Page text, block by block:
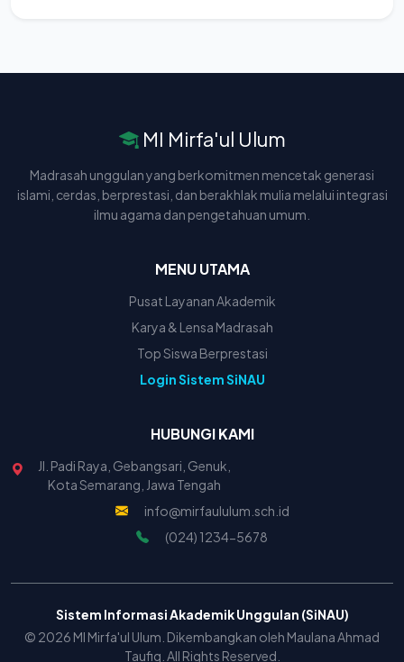
MI Mirfa'ul Ulum
Madrasah unggulan yang berkomitmen mencetak generasi
islami, cerdas, berprestasi, dan berakhlak mulia melalui integrasi
ilmu agama dan pengetahuan umum.
MENU UTAMA
Pusat Layanan Akademik
Karya & Lensa Madrasah
Top Siswa Berprestasi
Login Sistem SiNAU
HUBUNGI KAMI
Jl. Padi Raya, Gebangsari, Genuk,
Kota Semarang, Jawa Tengah
info@mirfaululum.sch.id
(024) 1234-5678
Sistem Informasi Akademik Unggulan (SiNAU)
© 2026 MI Mirfa'ul Ulum. Dikembangkan oleh Maulana Ahmad
Taufiq. All Rights Reserved.